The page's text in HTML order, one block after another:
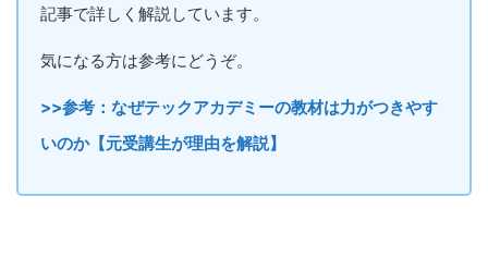
記事で詳しく解説しています。
気になる方は参考にどうぞ。
>>参考：なぜテックアカデミーの教材は力がつきやす
いのか【元受講生が理由を解説】